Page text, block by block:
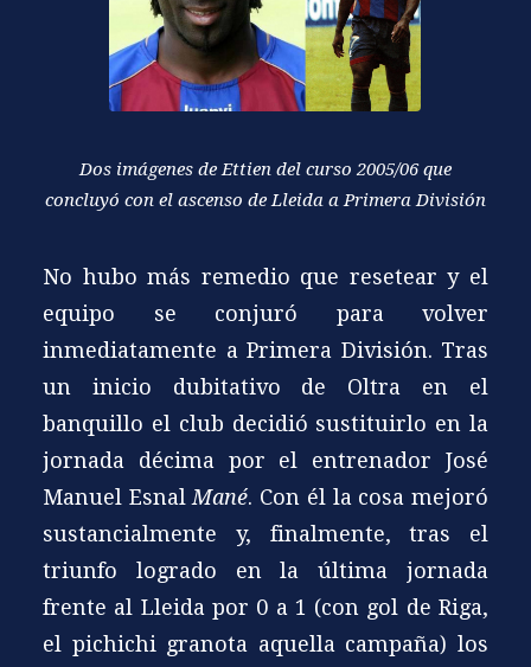
Dos imágenes de Ettien del curso 2005/06 que
concluyó con el ascenso de Lleida a Primera División
No hubo más remedio que resetear y el
equipo se conjuró para volver
inmediatamente a Primera División. Tras
un inicio dubitativo de Oltra en el
banquillo el club decidió sustituirlo en la
jornada décima por el entrenador José
Manuel Esnal Mané. Con él la cosa mejoró
sustancialmente y, finalmente, tras el
triunfo logrado en la última jornada
frente al Lleida por 0 a 1 (con gol de Riga,
el pichichi granota aquella campaña) los